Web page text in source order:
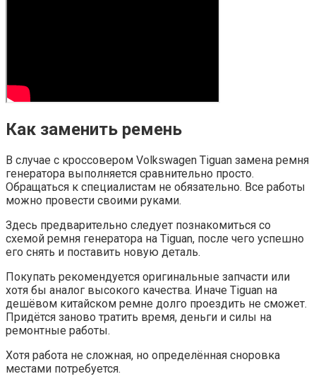
Как заменить ремень
В случае с кроссовером Volkswagen Tiguan замена ремня
генератора выполняется сравнительно просто.
Обращаться к специалистам не обязательно. Все работы
можно провести своими руками.
Здесь предварительно следует познакомиться со
схемой ремня генератора на Tiguan, после чего успешно
его снять и поставить новую деталь.
Покупать рекомендуется оригинальные запчасти или
хотя бы аналог высокого качества. Иначе Tiguan на
дешёвом китайском ремне долго проездить не сможет.
Придётся заново тратить время, деньги и силы на
ремонтные работы.
Хотя работа не сложная, но определённая сноровка
местами потребуется.